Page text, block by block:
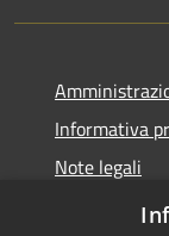
Informativa
Note legali